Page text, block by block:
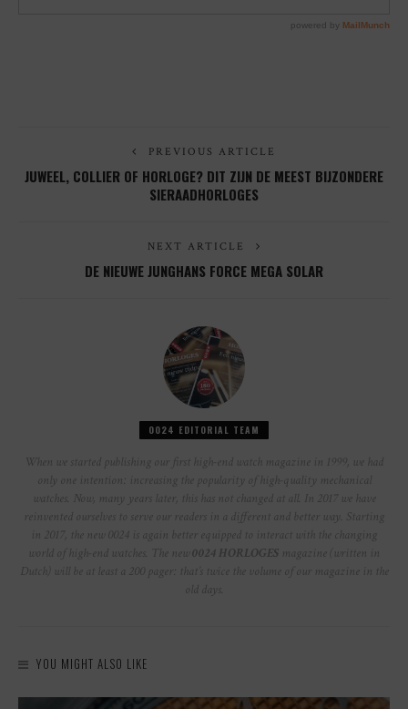
PREVIOUS ARTICLE
JUWEEL, COLLIER OF HORLOGE? DIT ZIJN DE MEEST BIJZONDERE
SIERAADHORLOGES
NEXT ARTICLE
DE NIEUWE JUNGHANS FORCE MEGA SOLAR
0024 EDITORIAL TEAM
When we started publishing our first high-end watch magazine in 1999, we had
only one intention: increasing the popularity of high-quality mechanical
watches. Now, many years later, this has not changed at all. In 2017 we have
reinvented ourselves to serve our readers in a different and better way. Starting
in 2017, the new 0024 is again better equipped to interact with the changing
world of high-end watches. The new 0024 HORLOGES magazine (written in
Dutch) will be at least a 200 pager: that’s twice the volume of our magazine in the
old days.
YOU MIGHT ALSO LIKE